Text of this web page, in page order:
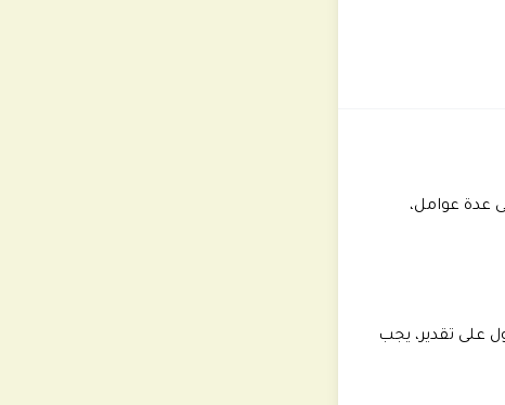
عدة عوامل،
على تقدير، يجب